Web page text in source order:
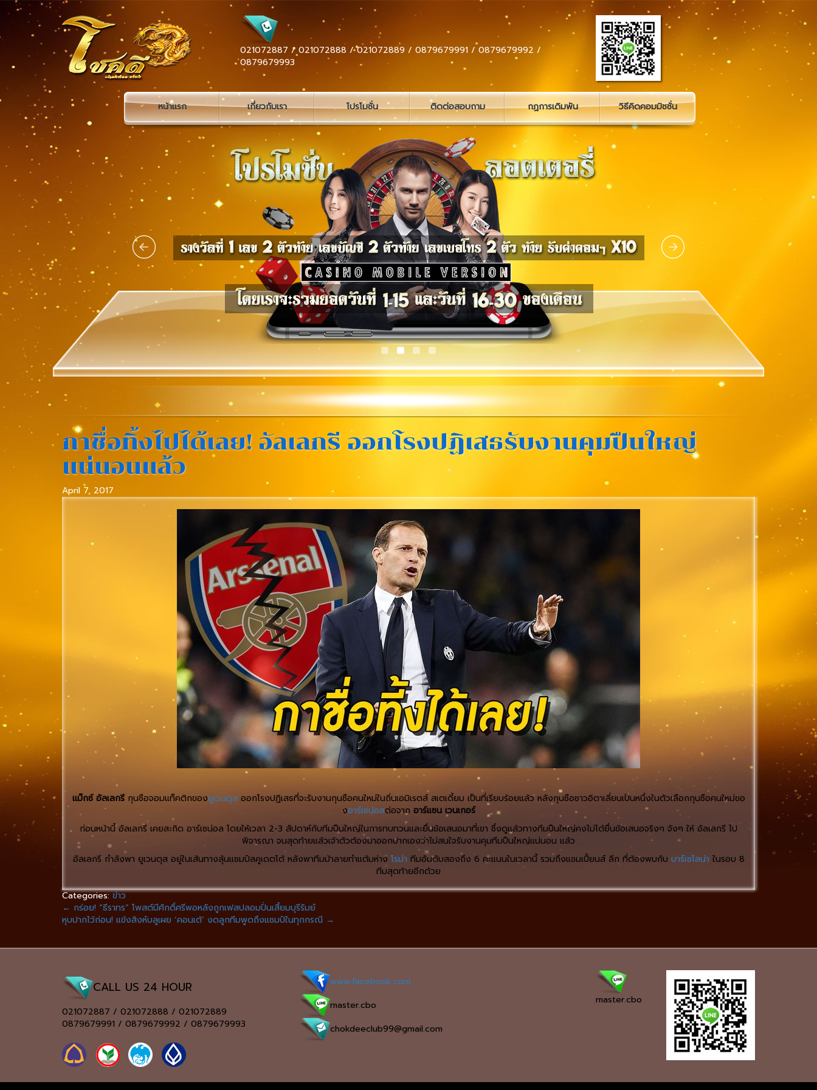
021072887 / 021072888 / 021072889 / 0879679991 / 0879679992 /
0879679993
หน้าแรก เกี่ยวกับเรา โปรโมชั่น ติดต่อสอบถาม กฏการเดิมพัน วิธีคิดคอมมิชชั่น
กาชื่อทิ้งไปได้เลย! อัลเลกรี ออกโรงปฏิเสธรับงานคุมปืนใหญ่
แน่นอนแล้ว
April 7, 2017
แม็กซ์ อัลเลกรีกุนซือจอมแท็คติกของยูเวนตุสออกโรงปฏิเสธที่จะรับงานกุนซือคนใหม่ในถิ่นเอมิเรตส์ สเตเดี้ยม เป็นที่เรียบร้อยแล้ว หลังกุนซือชาวอิตาเลี่ยนเป็นหนึ่งในตัวเลือกกุนซือคนใหม่ขอ
งอาร์เซน่อลต่อจาก อาร์แซน เวนเกอร์
ก่อนหน้านี้ อัลเลกรี เคยสะกิด อาร์เซน่อล โดยให้เวลา 2-3 สัปดาห์กับทีมปืนใหญ่ในการทบทวนและยื่นข้อเสนอมาที่เขา ซึ่งดูแล้วทางทีมปืนใหญ่คงไม่ได้ยื่นข้อเสนอจริงๆ จังๆ ให้ อัลเลกรี ไป
พิจารณา จนสุดท้ายแล้วเจ้าตัวต้องมาออกปากเองว่าไม่สนใจรับงานคุมทีมปืนใหญ่แน่นอน แล้ว
อัลเลกรี กำลังพา ยูเวนตุส อยู่ในเส้นทางลุ้นแชมป์สคูเดตโต้ หลังพาทีมม้าลายทำแต้มห่าง โรม่า ทีมอันดับสองถึง 6 คะแนนในเวลานี้ รวมถึงแชมเปี้ยนส์ ลีก ที่ต้องพบกับ บาร์เซโลน่า ในรอบ 8
ทีมสุดท้ายอีกด้วย
Categories:ข่าว
← กร่อย! “ธีราทร” โพสต์มีศักดิ์ศรีพอหลังถูกเฟสปลอมปั่นเสี้ยมบุรีรัมย์
หุบปากไว้ก่อน! แข้งสิงห์บลูเผย ‘คอนเต้’ งดลูกทีมพูดถึงแชมป์ในทุกกรณี →
CALL US 24 HOUR
021072887 / 021072888 / 021072889
0879679991 / 0879679992 / 0879679993
www.facebook.com
master.cbo
chokdeeclub99@gmail.com
master.cbo